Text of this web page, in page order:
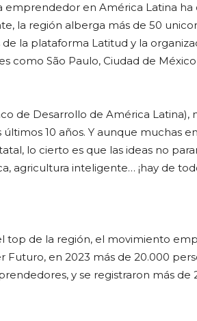
emprendedor en América Latina
la región alberga más de 50
la plataforma Latitud y la
como São Paulo, Ciudad de
de Desarrollo de América Latina),
10 años. Y aunque muchas
lo cierto es que las ideas no
agricultura inteligente… ¡hay de
top de la región, el movimiento
Futuro, en 2023 más de 20.000
y se registraron más